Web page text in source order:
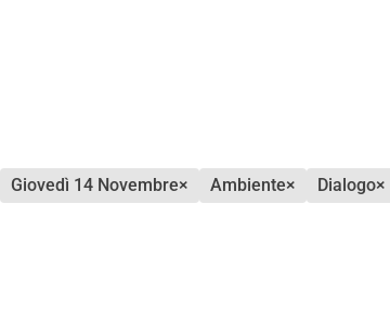
giovedì 14 Novembre× ambiente× dialogo×